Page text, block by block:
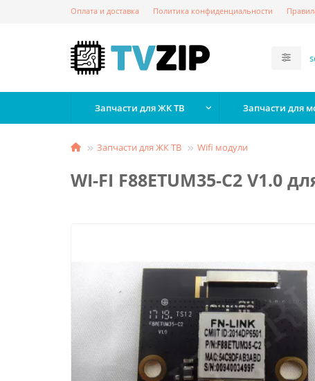
Оплата и доставка Политика конфиденциальности
Запчасти для ЖК ТВ Запчасти для
Запчасти для ЖК ТВ Wifi модули
WI-FI F88ETUM35-C2 V1.0